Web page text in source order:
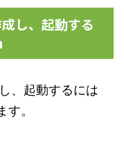
し、起動する
、起動するには
す。